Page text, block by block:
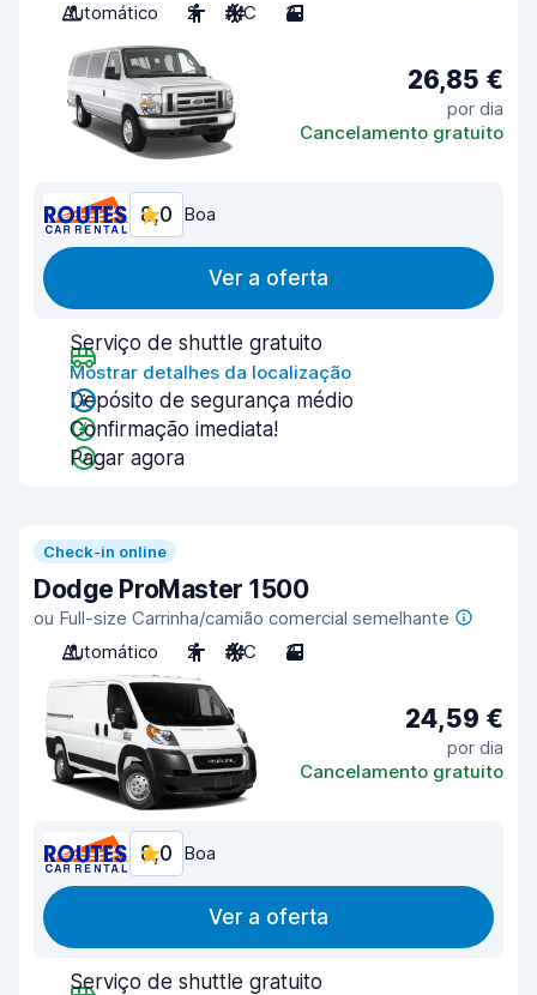
Automático
2 A/C 3
26,85 €
por dia
Cancelamento gratuito
8,0 Boa
Ver a oferta
Serviço de shuttle gratuito
Mostrar detalhes da localização
Depósito de segurança médio
Confirmação imediata!
Pagar agora
Check-in online
Dodge ProMaster 1500
ou Full-size Carrinha/camião comercial semelhante
Automático
2 A/C 3
24,59 €
por dia
Cancelamento gratuito
8,0 Boa
Ver a oferta
Serviço de shuttle gratuito